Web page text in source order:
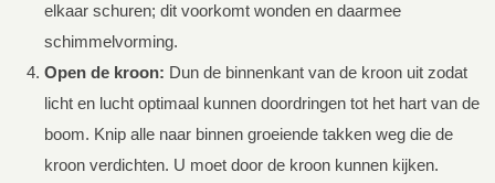
elkaar schuren; dit voorkomt wonden en daarmee
schimmelvorming.
Open de kroon: Dun de binnenkant van de kroon uit zodat
licht en lucht optimaal kunnen doordringen tot het hart van de
boom. Knip alle naar binnen groeiende takken weg die de
kroon verdichten. U moet door de kroon kunnen kijken.